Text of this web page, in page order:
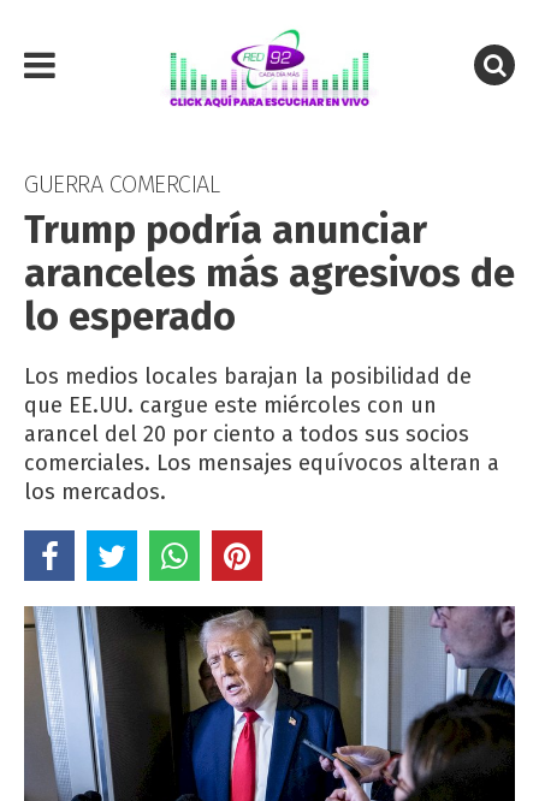
GUERRA COMERCIAL
Trump podría anunciar
aranceles más agresivos de
lo esperado
Los medios locales barajan la posibilidad de
que EE.UU. cargue este miércoles con un
arancel del 20 por ciento a todos sus socios
comerciales. Los mensajes equívocos alteran a
los mercados.